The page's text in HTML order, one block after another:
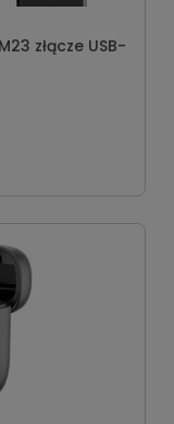
złącze USB-